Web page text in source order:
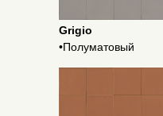
Grigio
•Полуматовый